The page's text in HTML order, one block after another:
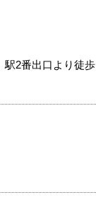
駅2番出口より徒歩